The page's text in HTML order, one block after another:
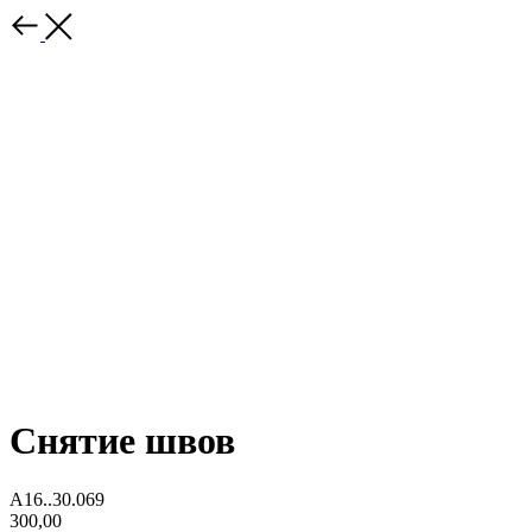
Снятие швов
А16..30.069
300,00